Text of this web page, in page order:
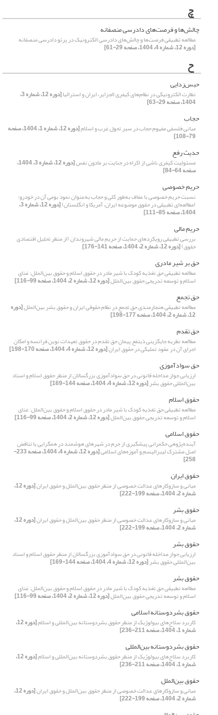
چ
چالش‌ها و فرصت‌های دادرسی منصفانه
مطالعه تطبیقی فرصت‌ها و چالش‌های دادرسی الکترونیک در پرتو دادرسی منصفانه
[دوره 12، شماره 4، 1404، صفحه 29-61]
ح
حبس‌زدایی
نظارت الکترونیکی در نظام‌های کیفری الجزایر، ایران و استرالیا [دوره 12، شماره 3،
1404، صفحه 29-63]
حجاب
مبانی فلسفی مفهوم حجاب در سیر تحول غرب و اسلام [دوره 12، شماره 1، 1404، صفحه
79-108]
حدیث رفع
مسئولیت کیفری ناشی از اکراه در جنایت بر مادون نفس [دوره 12، شماره 3، 1404،
صفحه 64-84]
حریم خصوصی
نسبت حریم خصوصی با عفاف به‌طور کلی و حجاب به‌عنوان نمود بومی آن در خودرو؛
(مطالعه‌ای تطبیقی در حقوق موضوعه ایران، آمریکا و انگلستان) [دوره 12، شماره 3،
1404، صفحه 85-111]
حریم مالی
بررسی تطبیقی رویکردهای حمایت از حریم مالی شهروندان (از منظر تحلیل اقتصادی
حقوق)[دوره 12، شماره 2، 1404، صفحه 141-176]
حق بر شیر مادری
مطالعه تطبیقی حق تغذیه کودک با شیر مادر در حقوق اسلام و حقوق بین‌الملل: غنای
اسلام و توسعه تدریجی حقوق بین‌الملل[دوره 12، شماره 2، 1404، صفحه 99-116]
حق تجمع
مطالعه تطبیقی هنجارمندی حق تجمع در نظام حقوقی ایران و حقوق بشر بین‌الملل[دوره
12، شماره 2، 1404، صفحه 177-198]
حق تقدم
مطالعه نظریه جایگزینی ذینفع پیمان حق تقدم در حقوق تعهدات نوین فرانسه و امکان
اجرای آن در عقود تملیکی در حقوق ایران[دوره 12، شماره 4، 1404، صفحه 170-198]
حق سوادآموزی
ارزیابی جواز مداخله قانونی در حق سوادآموزی بزرگسالان از منظر حقوق اسلام و اسناد
بین‌المللی حقوق بشر[دوره 12، شماره 4، 1404، صفحه 144-169]
حقوق اسلام
مطالعه تطبیقی حق تغذیه کودک با شیر مادر در حقوق اسلام و حقوق بین‌الملل: غنای
اسلام و توسعه تدریجی حقوق بین‌الملل[دوره 12، شماره 2، 1404، صفحه 99-116]
حقوق اسلامی
آینده‌پژوهی حکمرانی پیشگیری از جرم در شهرهای هوشمند در همگرایی یا تناقض
اصل مشترک لیبرالیسم و آموزه‌های اسلامی [دوره 12، شماره 4، 1404، صفحه 233-
258]
حقوق ایران
مبانی و سازوکارهای عدالت خصوصی از منظر حقوق بین‌الملل و حقوق ایران [دوره 12،
شماره 2، 1404، صفحه 199-222]
حقوق بشر
مبانی و سازوکارهای عدالت خصوصی از منظر حقوق بین‌الملل و حقوق ایران [دوره 12،
شماره 2، 1404، صفحه 199-222]
حقوق بشر
ارزیابی جواز مداخله قانونی در حق سوادآموزی بزرگسالان از منظر حقوق اسلام و اسناد
بین‌المللی حقوق بشر[دوره 12، شماره 4، 1404، صفحه 144-169]
حقوق بشر
مطالعه تطبیقی حق تغذیه کودک با شیر مادر در حقوق اسلام و حقوق بین‌الملل: غنای
اسلام و توسعه تدریجی حقوق بین‌الملل[دوره 12، شماره 2، 1404، صفحه 99-116]
حقوق بشردوستانه اسلامی
کاربرد سلاح‌های بیولوژیک از منظر حقوق بشردوستانه بین‌المللی و اسلام [دوره 12،
شماره 1، 1404، صفحه 211-236]
حقوق بشردوستانه بین‌المللی
کاربرد سلاح‌های بیولوژیک از منظر حقوق بشردوستانه بین‌المللی و اسلام [دوره 12،
شماره 1، 1404، صفحه 211-236]
حقوق بین‌الملل
مبانی و سازوکارهای عدالت خصوصی از منظر حقوق بین‌الملل و حقوق ایران [دوره 12،
شماره 2، 1404، صفحه 199-222]